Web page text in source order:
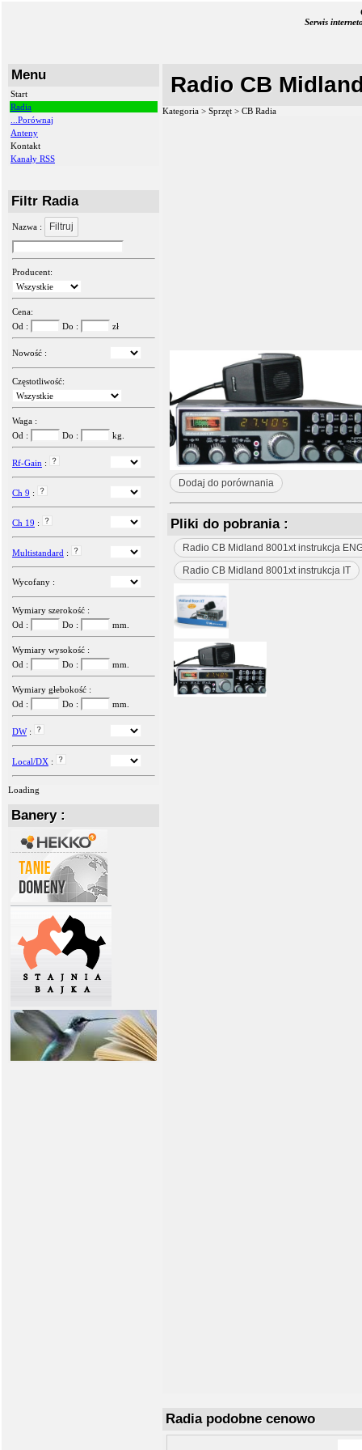
Serwis
Menu
Start
Radia
...Porównaj
Anteny
Kontakt
Kanały RSS
Filtr Radia
Nazwa : Filtruj
Producent:
Cena:
Od :
Do : zł
Nowość :
Częstotliwość:
Waga :
Od :
Do : kg.
Rf-Gain :
Ch 9 :
Ch 19 :
Multistandard :
Wycofany :
Wymiary szerokość :
Od :
Do : mm.
Wymiary wysokość :
Od :
Do : mm.
Wymiary głebokość :
Od :
Do : mm.
DW:
Local/DX :
Loading
Banery :
Radio CB
Kategoria > Sprzęt > CB Radia
Dodaj do porównania
Pliki do pobrania :
Radio CB Midland 8001xt instrukcja
Radio CB Midland 8001xt instrukcja IT
Radia podobne cenowo